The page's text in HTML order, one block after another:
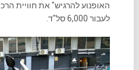
האופנוע להרגיש" את חוויית
לעבור 6,000 סל"ד.